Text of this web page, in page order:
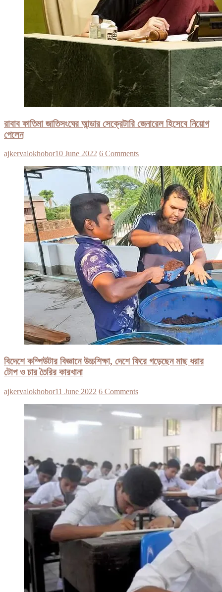
রাবাব ফাতিমা জাতিসংঘের আন্ডার সেক্রেটারি জেনারেল হিসেবে নিয়োগ
পেলেন
ajkervalokhobor10 June 2022 6 Comments
বিদেশে কম্পিউটার বিজ্ঞানে উচ্চশিক্ষা, দেশে ফিরে গড়েছেন মাছ ধরার
টোপ ও চার তৈরির কারখানা
ajkervalokhobor11 June 2022 6 Comments